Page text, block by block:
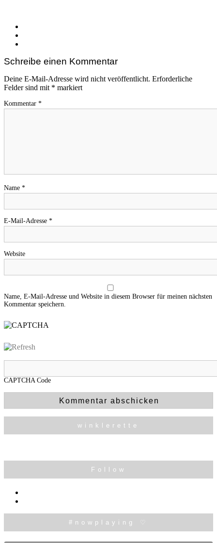
Schreibe einen Kommentar
Deine E-Mail-Adresse wird nicht veröffentlicht. Erforderliche
Felder sind mit * markiert
Kommentar *
Name *
E-Mail-Adresse *
Website
Name, E-Mail-Adresse und Website in diesem Browser für meinen nächsten
Kommentar speichern.
CAPTCHA Code
winklerette
Follow
#nowplaying ♡